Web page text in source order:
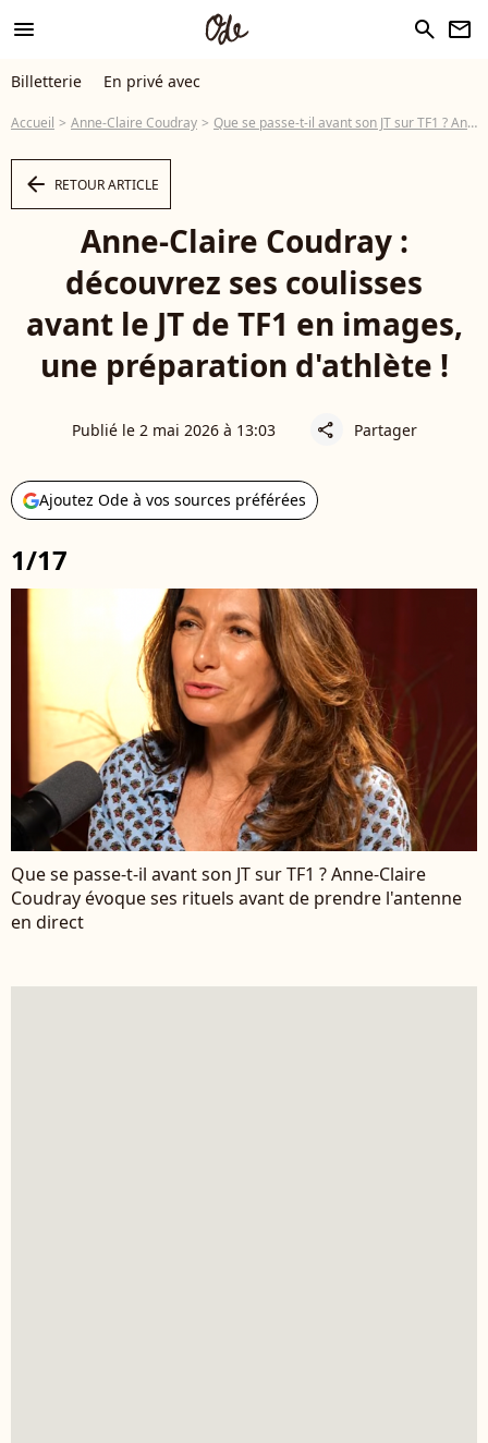
menu search newsletter
Billetterie En privé avec
Accueil Anne-Claire Coudray Que se passe-t-il avant son JT sur TF1 ? Anne-Claire Coudray évoque ses rituels avant de prendre l'antenne en direct
arrow_left RETOUR ARTICLE
Anne-Claire Coudray :
découvrez ses coulisses
avant le JT de TF1 en images,
une préparation d'athlète !
Publié le 2 mai 2026 à 13:03 share Partager
Ajoutez Ode à vos sources préférées
1/17
Que se passe-t-il avant son JT sur TF1 ? Anne-Claire
Coudray évoque ses rituels avant de prendre l'antenne
en direct